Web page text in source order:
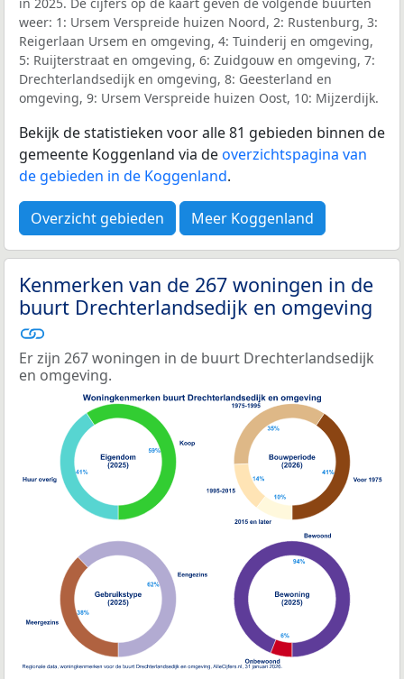
in 2025. De cijfers op de kaart geven de volgende buurten
weer: 1: Ursem Verspreide huizen Noord, 2: Rustenburg, 3:
Reigerlaan Ursem en omgeving, 4: Tuinderij en omgeving,
5: Ruijterstraat en omgeving, 6: Zuidgouw en omgeving, 7:
Drechterlandsedijk en omgeving, 8: Geesterland en
omgeving, 9: Ursem Verspreide huizen Oost, 10: Mijzerdijk.
Bekijk de statistieken voor alle 81 gebieden binnen de
gemeente Koggenland via deoverzichtspagina van
de gebieden in de Koggenland.
Overzicht gebieden Meer Koggenland
Kenmerken van de 267 woningen in de
buurt Drechterlandsedijk en omgeving
Er zijn 267 woningen in de buurt Drechterlandsedijk
en omgeving.